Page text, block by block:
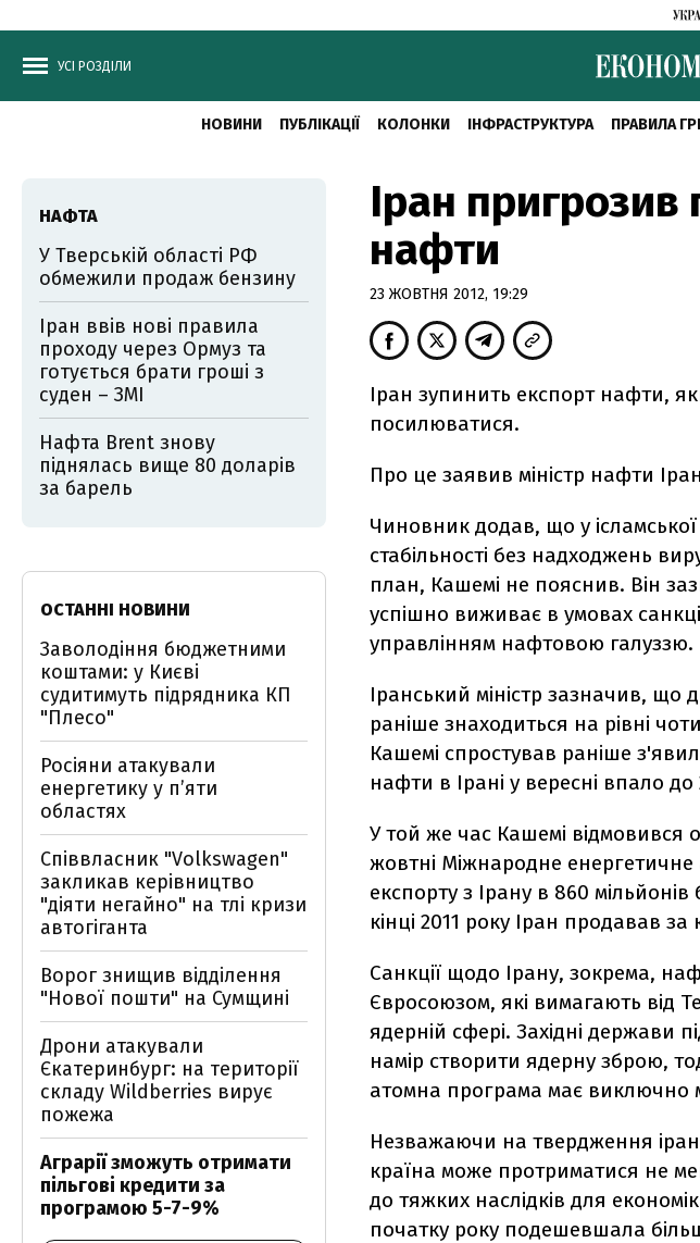
УСІ РОЗДІЛИ
НОВИНИ ПУБЛІКАЦІЇ КОЛОНКИ ІНФРАСТРУКТУРА ПРАВИЛА
Іран
нафти
23 ЖОВТНЯ 2012, 19:29
Іран зупинить експорт нафти,
посилюватися.
Про це заявив міністр нафти
Чиновник додав, що у
стабільності без надходжень
план, Кашемі не пояснив. Він
успішно виживає в умовах
управлінням нафтовою галуззю.
Іранський міністр зазначив, що
раніше знаходиться на рівні
Кашемі спростував раніше
нафти в Ірані у вересні впало
У той же час Кашемі відмовився
жовтні Міжнародне
експорту з Ірану в 860
кінці 2011 року Іран продавав
Санкції щодо Ірану, зокрема,
Євросоюзом, які вимагають від
ядерній сфері. Західні держави
намір створити ядерну зброю,
атомна програма має виключно
Незважаючи на твердження
країна може протриматися не
до тяжких наслідків для
початку року подешевшала
НАФТА
У Тверській області РФ
обмежили продаж бензину
Іран ввів нові правила
проходу через Ормуз та
готується брати гроші з
суден – ЗМІ
Нафта Brent знову
піднялась вище 80 доларів
за барель
ОСТАННІ НОВИНИ
Заволодіння бюджетними
коштами: у Києві
судитимуть підрядника КП
"Плесо"
Росіяни атакували
енергетику у пʼяти
областях
Співвласник "Volkswagen"
закликав керівництво
"діяти негайно" на тлі кризи
автогіганта
Ворог знищив відділення
"Нової пошти" на Сумщині
Дрони атакували
Єкатеринбург: на території
складу Wildberries вирує
пожежа
Аграрії зможуть отримати
пільгові кредити за
програмою 5-7-9%